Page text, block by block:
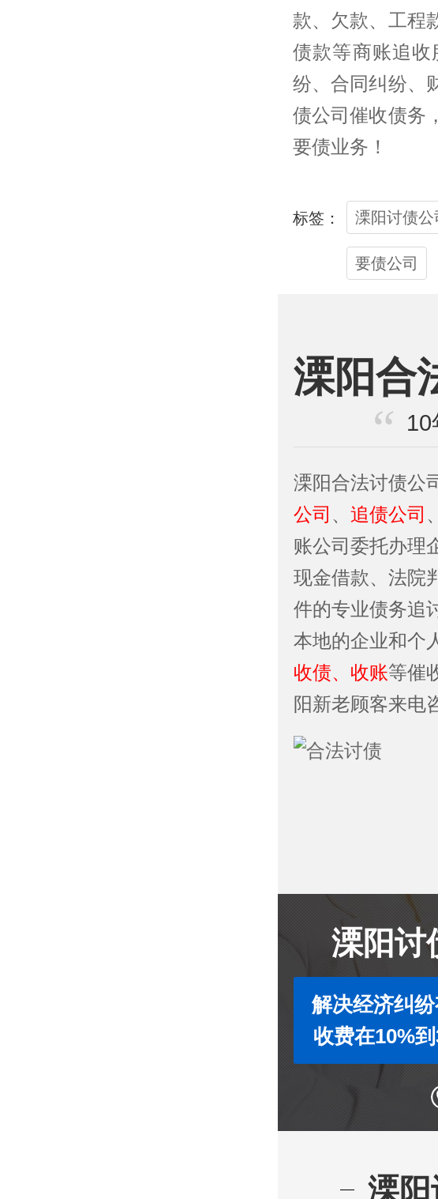
款、欠款、工程
债款等商账追收
纷、合同纠纷、
债公司催收债务
要债业务！
标签： 溧阳讨债公
要债公司
溧阳合
溧阳合法讨债公
公司 、 追债公司 、
账公司委托办理
现金借款、法院
件的专业债务追
本地的企业和个
收债、收账等催
阳新老顾客来电
溧阳讨
解决经济纠
收费在10%
溧阳